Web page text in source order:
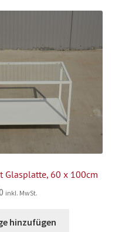
Glasplatte, 60 x 100cm
inkl. MwSt.
hinzufügen